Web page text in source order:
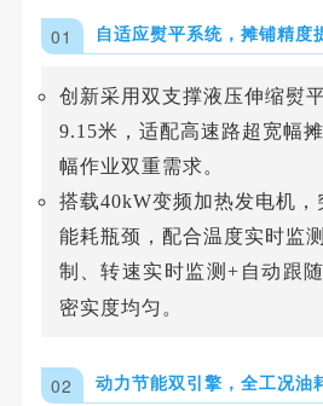
01 自适应熨平系统，摊铺精度
创新采用双支撑液压伸缩熨
9.15米，适配高速路超宽幅
幅作业双重需求。
搭载40kW变频加热发电机
能耗瓶颈，配合温度实时监
制
、转速实时监测+自动跟
密实度均匀。
02 动力节能双引擎，全工况油